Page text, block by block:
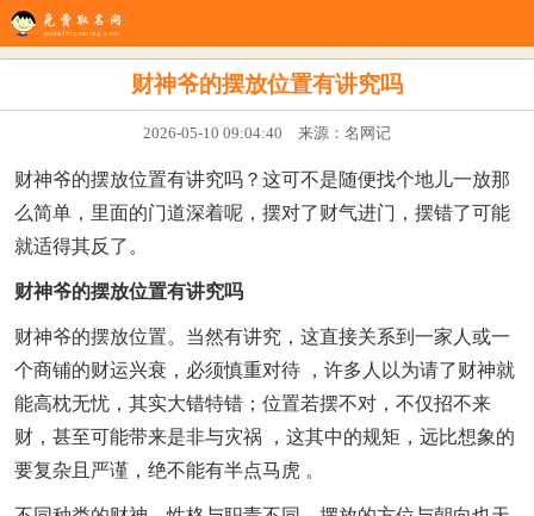
八字配对 在线起名 姓名测试 八字排盘
财神爷的摆放位置有讲究吗
2026-05-10 09:04:40 来源：名网记
财神爷的摆放位置有讲究吗？这可不是随便找个地儿一放那
么简单，里面的门道深着呢，摆对了财气进门，摆错了可能
就适得其反了。
财神爷的摆放位置有讲究吗
财神爷的摆放位置。当然有讲究，这直接关系到一家人或一
个商铺的财运兴衰，必须慎重对待 ，许多人以为请了财神就
能高枕无忧，其实大错特错；位置若摆不对，不仅招不来
财，甚至可能带来是非与灾祸 ，这其中的规矩，远比想象的
要复杂且严谨，绝不能有半点马虎 。